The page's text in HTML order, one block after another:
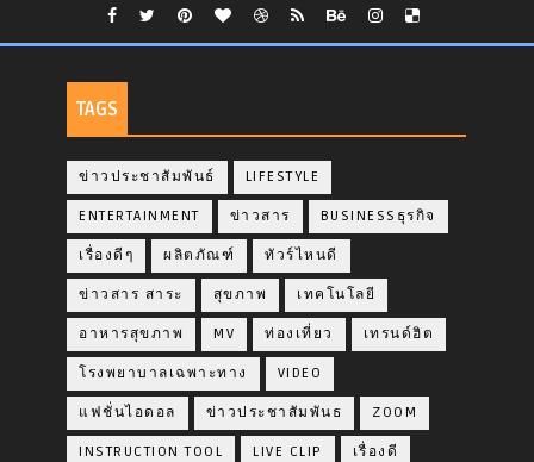
TAGS
ข่าวประชาสัมพันธ์ LIFESTYLE
ENTERTAINMENT ข่าวสาร BUSINESSธุรกิจ
เรื่องดีๆ ผลิตภัณฑ์ ทัวร์ไหนดี
ข่าวสาร สาระ สุขภาพ เทคโนโลยี
อาหารสุขภาพ MV ท่องเที่ยว เทรนด์ฮิต
โรงพยาบาลเฉพาะทาง VIDEO
แฟชั่นไอดอล ข่าวประชาสัมพันธ ZOOM
INSTRUCTION TOOL LIVE CLIP เรื่องดี